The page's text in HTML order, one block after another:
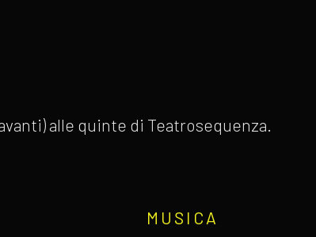
alle quinte di Teatrosequenza.
MUSICA